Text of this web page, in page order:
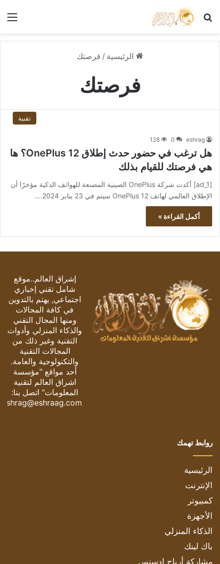
بحث عن
الرئيسية / فرصتك
فرصتك
تقنية
eshrag
0
128
هل ترغب في حضور حدث إطلاق OnePlus 12؟ ها
هي فرصتك للقيام بذلك
[ad_1] أكدت شركة OnePlus الصينية المصنعة للهواتف الذكية مؤخرًا أن
الإطلاق العالمي لهاتف OnePlus 12 سيتم في 23 يناير 2024.…
أكمل القراءة »
إشراق العالم..موقع
شامل تقني إخباري
اجتماعي, يهتم بالتدوين
في كافة المجالات
ومنها المجال التقني
والذكاء المنزلي وأدوات
التقنية وغير ذلك من
المجالات التقنية
والتكنولوجية والعامة.
أحد مواقع "مؤسسة
اشراق العالم لتقنية
المعلومات" اتصل بنا:
eshrag@eshraag.com
روابط تهمك
الرئيسية
الإنترنت
كمبيوتر
الأجهزة
الذكاء المنزلي
باك لينك
مشاركة أرباح ادسنس